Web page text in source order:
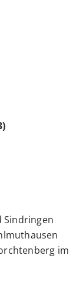
Sindringen
im